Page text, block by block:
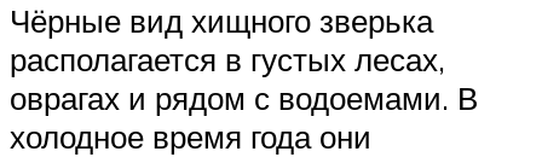
Чёрные вид хищного зверька
располагается в густых лесах,
оврагах и рядом с водоемами. В
холодное время года они